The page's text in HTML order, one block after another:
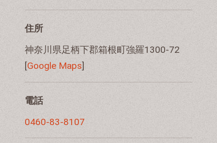
住所
神奈川県足柄下郡箱根町強羅1300-72
[Google Maps]
電話
0460-83-8107